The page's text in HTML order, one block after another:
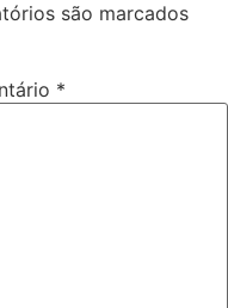
são marcados
*